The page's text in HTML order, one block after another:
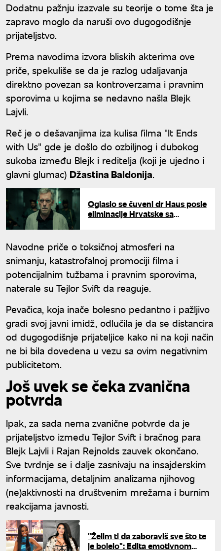
Dodatnu pažnju izazvale su teorije o tome šta je
zapravo moglo da naruši ovo dugogodišnje
prijateljstvo.
Prema navodima izvora bliskih akterima ove
priče, spekuliše se da je razlog udaljavanja
direktno povezan sa kontroverzama i pravnim
sporovima u kojima se nedavno našla Blejk
Lajvli.
Reč je o dešavanjima iza kulisa filma "It Ends
with Us" gde je došlo do ozbiljnog i dubokog
sukoba između Blejk i reditelja (koji je ujedno i
glavni glumac) Džastina Baldonija.
Oglasio se čuveni dr Haus posle
eliminacije Hrvatske sa
Navodne priče o toksičnoj atmosferi na
snimanju, katastrofalnoj promociji filma i
potencijalnim tužbama i pravnim sporovima,
naterale su Tejlor Svift da reaguje.
Pevačica, koja inače bolesno pedantno i pažljivo
gradi svoj javni imidž, odlučila je da se distancira
od dugogodišnje prijateljice kako ni na koji način
ne bi bila dovedena u vezu sa ovim negativnim
publicitetom.
Još uvek se čeka zvanična
potvrda
Ipak, za sada nema zvanične potvrde da je
prijateljstvo između Tejlor Svift i bračnog para
Blejk Lajvli i Rajan Rejnolds zauvek okončano.
Sve tvrdnje se i dalje zasnivaju na insajderskim
informacijama, detaljnim analizama njihovog
(ne)aktivnosti na društvenim mrežama i burnim
reakcijama javnosti.
"Želim ti da zaboraviš sve što te
je bolelo": Edita emotivnom